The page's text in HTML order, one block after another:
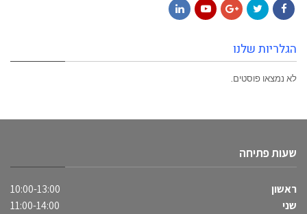
הגלריות שלנו
לא נמצאו פוסטים.
שעות פתיחה
ראשון
10:00-13:00
שני
11:00-14:00